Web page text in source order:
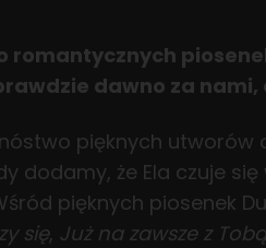
romantycznych
dawno za nami,
pięknych utworów
dodamy, że Ela czuje
pięknych piosenek
się, Już na zawsze z Tobą